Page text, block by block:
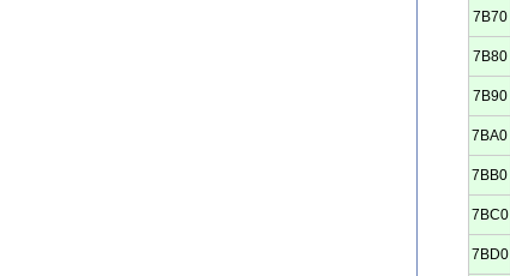
7B70
7B80
7B90
7BA0
7BB0
7BC0
7BD0